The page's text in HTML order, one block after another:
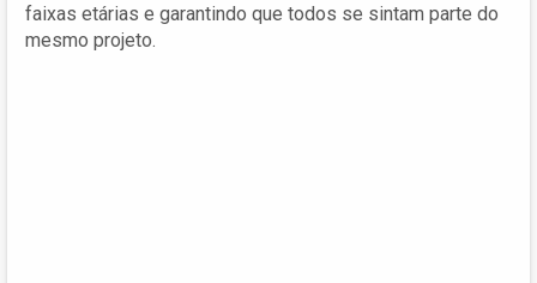
faixas etárias e garantindo que todos se sintam parte do
mesmo projeto.